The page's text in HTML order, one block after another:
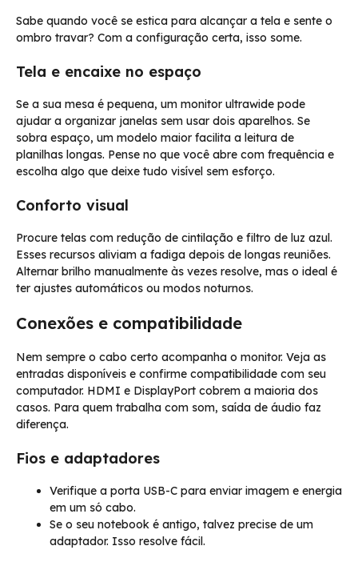
Sabe quando você se estica para alcançar a tela e sente o
ombro travar? Com a configuração certa, isso some.
Tela e encaixe no espaço
Se a sua mesa é pequena, um monitor ultrawide pode
ajudar a organizar janelas sem usar dois aparelhos. Se
sobra espaço, um modelo maior facilita a leitura de
planilhas longas. Pense no que você abre com frequência e
escolha algo que deixe tudo visível sem esforço.
Conforto visual
Procure telas com redução de cintilação e filtro de luz azul.
Esses recursos aliviam a fadiga depois de longas reuniões.
Alternar brilho manualmente às vezes resolve, mas o ideal é
ter ajustes automáticos ou modos noturnos.
Conexões e compatibilidade
Nem sempre o cabo certo acompanha o monitor. Veja as
entradas disponíveis e confirme compatibilidade com seu
computador. HDMI e DisplayPort cobrem a maioria dos
casos. Para quem trabalha com som, saída de áudio faz
diferença.
Fios e adaptadores
Verifique a porta USB-C para enviar imagem e energia
em um só cabo.
Se o seu notebook é antigo, talvez precise de um
adaptador. Isso resolve fácil.